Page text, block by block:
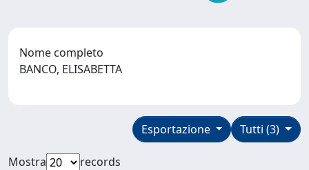
Nome completo
BANCO, ELISABETTA
Tutti (3)
Esportazione
Mostra
records